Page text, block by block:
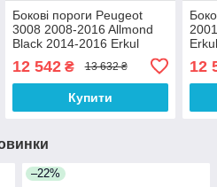
Бокові пороги Peugeot
3008 2008-2016 Allmond
Black 2014-2016 Erkul
12 542₴ 13 632 ₴
Купити
12
–22%